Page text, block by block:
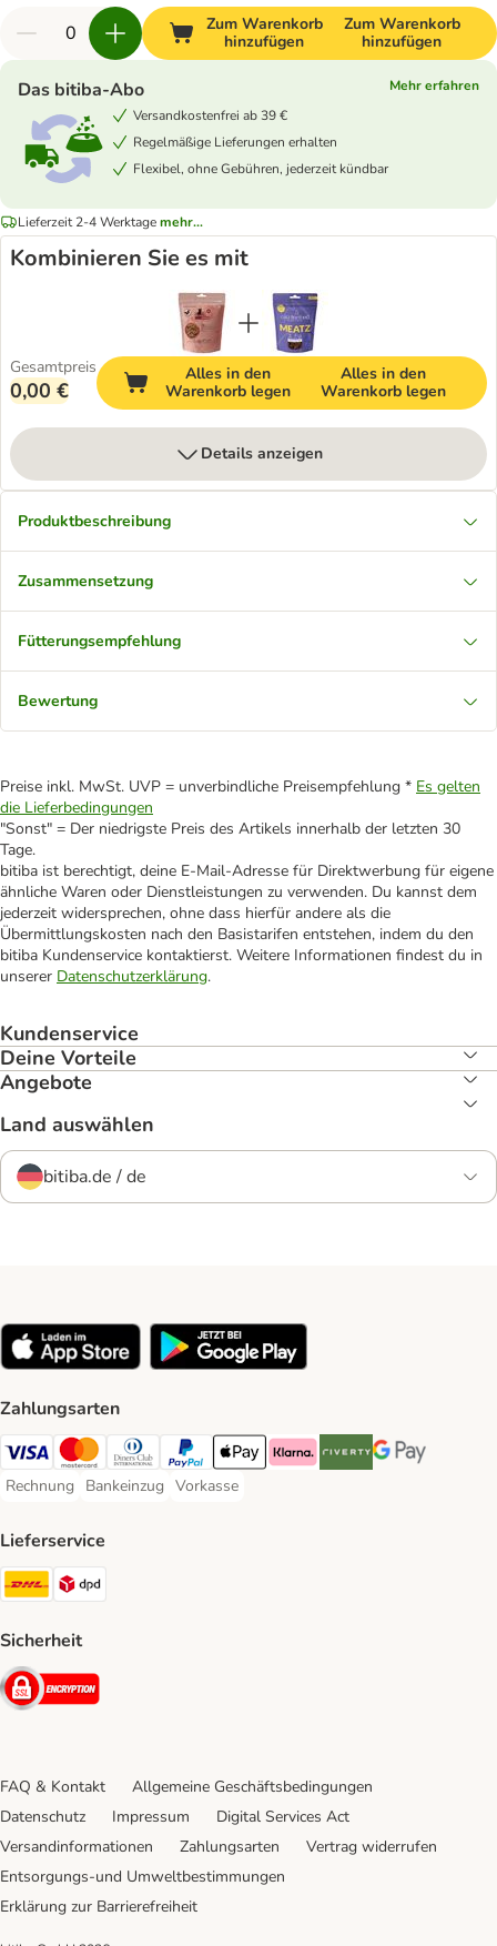
Zum Warenkorb
hinzufügen
Zum Warenkorb
hinzufügen
Das bitiba-Abo
Mehr erfahren
Versandkostenfrei ab 39 €
Regelmäßige Lieferungen erhalten
Flexibel, ohne Gebühren, jederzeit kündbar
Lieferzeit 2-4 Werktagemehr...
Kombinieren Sie es mit
Gesamtpreis
0,00 €
Alles in den
Warenkorb legen
Alles in den
Warenkorb legen
Details anzeigen
Produktbeschreibung
Zusammensetzung
Fütterungsempfehlung
Bewertung
Preise inkl. MwSt. UVP = unverbindliche Preisempfehlung * Es gelten
die Lieferbedingungen
"Sonst" = Der niedrigste Preis des Artikels innerhalb der letzten 30
Tage.
bitiba ist berechtigt, deine E-Mail-Adresse für Direktwerbung für eigene
ähnliche Waren oder Dienstleistungen zu verwenden. Du kannst dem
jederzeit widersprechen, ohne dass hierfür andere als die
Übermittlungskosten nach den Basistarifen entstehen, indem du den
bitiba Kundenservice kontaktierst. Weitere Informationen findest du in
unserer Datenschutzerklärung.
Kundenservice
Deine Vorteile
Angebote
Land auswählen
bitiba.de / de
Zahlungsarten
Visa Payment Method
Mastercard Payment Method
Diners Club Payment Method
PayPal Payment Method
Apple Pay Payment Method
Klarna Payment Method
Riverty Payment Method
Google Pay
Rechnung
Rechnung Payment Method
Bankeinzug
Bankeinzug Payment Method
Vorkasse
Vorkasse Payment Method
Lieferservice
DHL Shipping Method
Sicherheit
Security
FAQ & Kontakt
Allgemeine Geschäftsbedingungen
Datenschutz
Impressum
Digital Services Act
Versandinformationen
Zahlungsarten
Vertrag widerrufen
Entsorgungs-und Umweltbestimmungen
Erklärung zur Barrierefreiheit